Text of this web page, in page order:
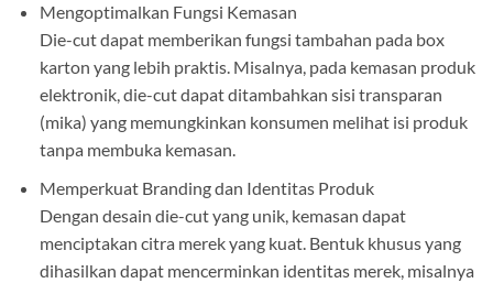
Mengoptimalkan Fungsi Kemasan
Die-cut dapat memberikan fungsi tambahan pada box
karton yang lebih praktis. Misalnya, pada kemasan produk
elektronik, die-cut dapat ditambahkan sisi transparan
(mika) yang memungkinkan konsumen melihat isi produk
tanpa membuka kemasan.
Memperkuat Branding dan Identitas Produk
Dengan desain die-cut yang unik, kemasan dapat
menciptakan citra merek yang kuat. Bentuk khusus yang
dihasilkan dapat mencerminkan identitas merek, misalnya